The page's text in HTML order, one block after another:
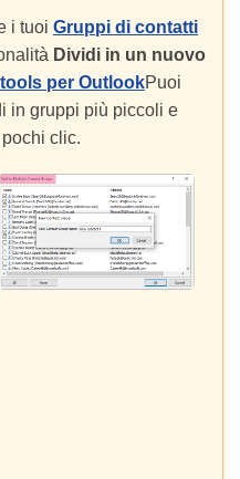
i tuoi Gruppi di contatti
Dividi in un nuovo
per OutlookPuoi
in gruppi più piccoli e
clic.